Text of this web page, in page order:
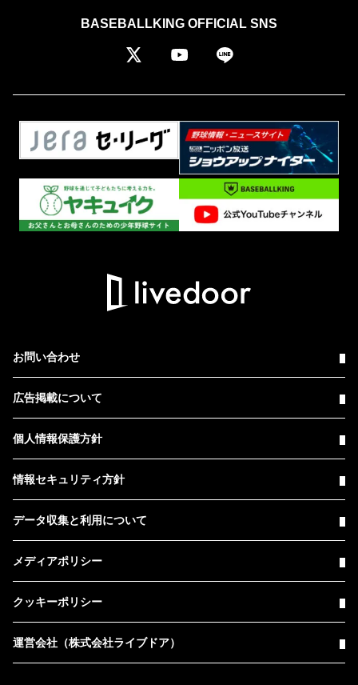
BASEBALLKING OFFICIAL SNS
お問い合わせ
広告掲載について
個人情報保護方針
情報セキュリティ方針
データ収集と利用について
メディアポリシー
クッキーポリシー
運営会社（株式会社ライブドア）